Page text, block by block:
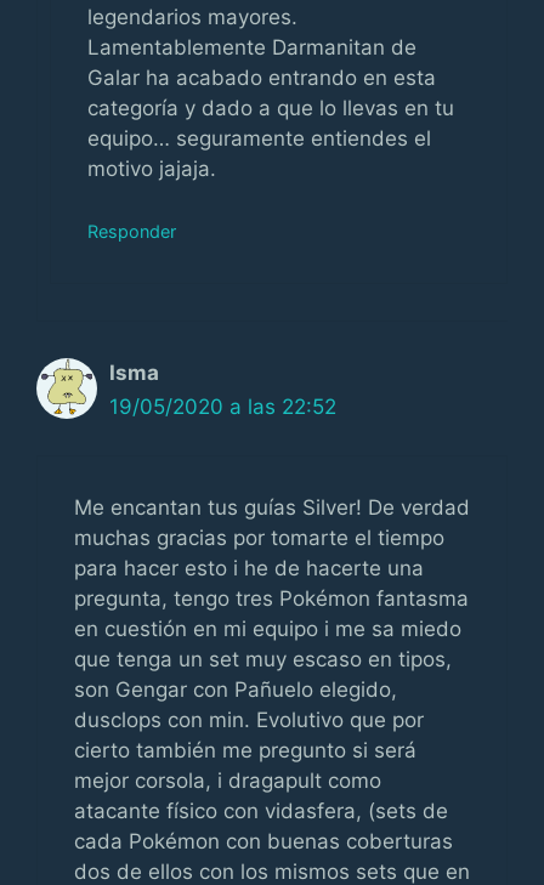
legendarios mayores.
Lamentablemente Darmanitan de
Galar ha acabado entrando en esta
categoría y dado a que lo llevas en tu
equipo… seguramente entiendes el
motivo jajaja.
Responder
Isma
19/05/2020 a las 22:52
Me encantan tus guías Silver! De verdad
muchas gracias por tomarte el tiempo
para hacer esto i he de hacerte una
pregunta, tengo tres Pokémon fantasma
en cuestión en mi equipo i me sa miedo
que tenga un set muy escaso en tipos,
son Gengar con Pañuelo elegido,
dusclops con min. Evolutivo que por
cierto también me pregunto si será
mejor corsola, i dragapult como
atacante físico con vidasfera, (sets de
cada Pokémon con buenas coberturas
dos de ellos con los mismos sets que en